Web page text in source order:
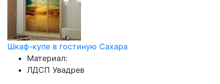
Шкаф-купе в гостиную Сахара
Материал:
ЛДСП Увадрев